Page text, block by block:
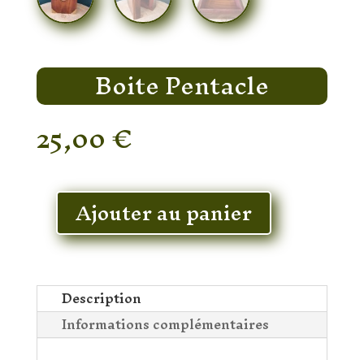
Boite Pentacle
25,00€
En stock
quantité
Boite
Ajouter au panier
Description
Informations complémentaires